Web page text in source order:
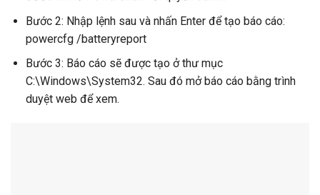
Bước 2: Nhập lệnh sau và nhấn Enter để tạo báo cáo:
powercfg /batteryreport
Bước 3: Báo cáo sẽ được tạo ở thư mục
C:\Windows\System32. Sau đó mở báo cáo bằng trình
duyệt web để xem.